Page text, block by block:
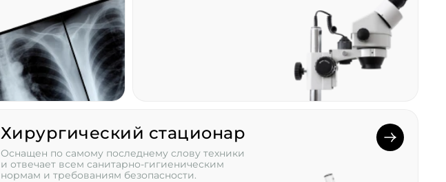
Хирургический стационар
Оснащен по самому последнему слову техники
и отвечает всем санитарно-гигиеническим
нормам и требованиям безопасности.